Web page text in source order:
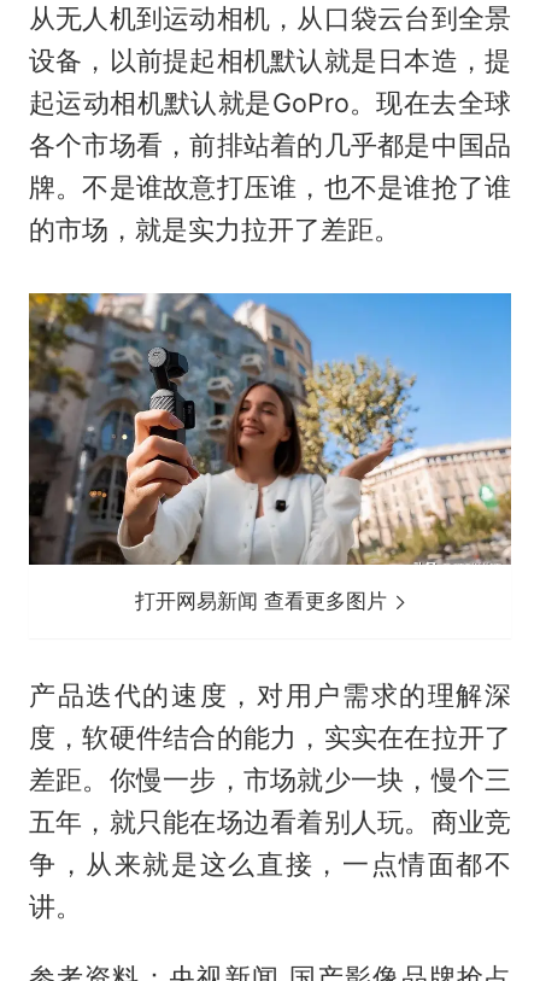
从无人机到运动相机，从口袋云台到全景
设备，以前提起相机默认就是日本造，提
起运动相机默认就是GoPro。现在去全球
各个市场看，前排站着的几乎都是中国品
牌。不是谁故意打压谁，也不是谁抢了谁
的市场，就是实力拉开了差距。
打开网易新闻 查看更多图片
产品迭代的速度，对用户需求的理解深
度，软硬件结合的能力，实实在在拉开了
差距。你慢一步，市场就少一块，慢个三
五年，就只能在场边看着别人玩。商业竞
争，从来就是这么直接，一点情面都不
讲。